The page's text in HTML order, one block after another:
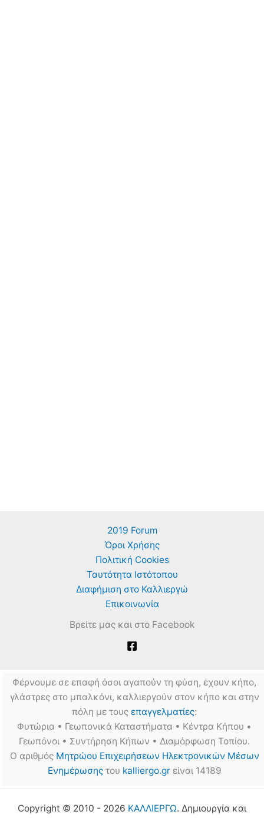
2019 Forum
Όροι Χρήσης
Πολιτική Cookies
Ταυτότητα Ιστότοπου
Διαφήμιση στο Καλλιεργώ
Επικοινωνία
Βρείτε μας και στο Facebook
Φέρνουμε σε επαφή όσοι αγαπούν τη φύση, έχουν κήπο,
γλάστρες στο μπαλκόνι, καλλιεργούν στον κήπο και στην
πόλη με τους επαγγελματίες:
Φυτώρια • Γεωπονικά Καταστήματα • Κέντρα Κήπου •
Γεωπόνοι • Συντήρηση Κήπων • Διαμόρφωση Τοπίου.
Ο αριθμός Μητρώου Επιχειρήσεων Ηλεκτρονικών Μέσων
Ενημέρωσηςτου kalliergo.grείναι 14189
Copyright © 2010 - 2026 ΚΑΛΛΙΕΡΓΩ. Δημιουργία και